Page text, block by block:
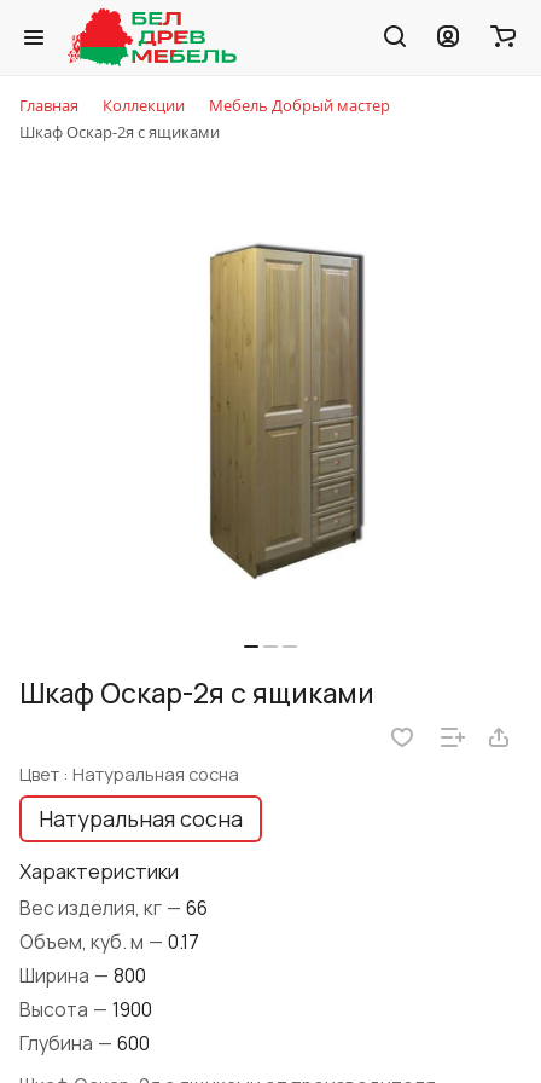
Главная Коллекции
Мебель Добрый мастер
Шкаф Оскар-2я с ящиками
Шкаф Оскар-2я с ящиками
Цвет : Натуральная сосна
Натуральная сосна
Характеристики
Вес изделия, кг — 66
Объем, куб. м — 0.17
Ширина — 800
Высота — 1900
Глубина — 600